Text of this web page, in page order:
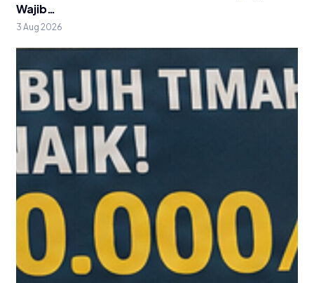
Wajib…
3 Aug 2026